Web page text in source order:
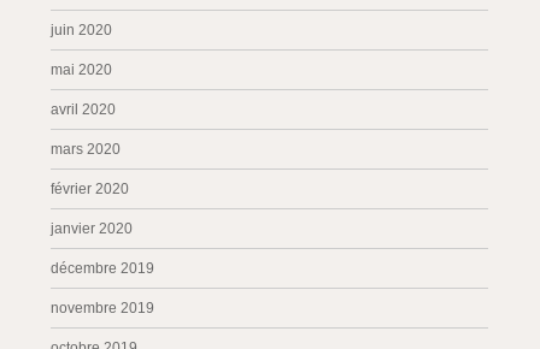
juin 2020
mai 2020
avril 2020
mars 2020
février 2020
janvier 2020
décembre 2019
novembre 2019